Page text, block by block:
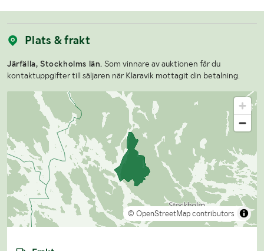
Plats & frakt
Järfälla, Stockholms län. Som vinnare av auktionen får du
kontaktuppgifter till säljaren när Klaravik mottagit din betalning.
© OpenStreetMap contributors